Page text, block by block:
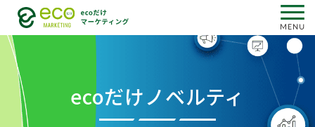
ecoだけノベルティ